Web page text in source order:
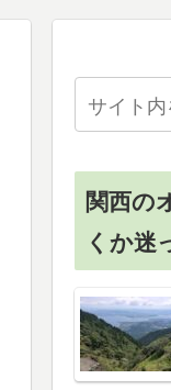
関西の
くか迷